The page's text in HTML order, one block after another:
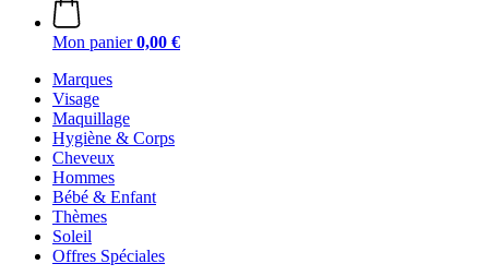
Mon panier 0,00 €
Marques
Visage
Maquillage
Hygiène & Corps
Cheveux
Hommes
Bébé & Enfant
Thèmes
Soleil
Offres Spéciales